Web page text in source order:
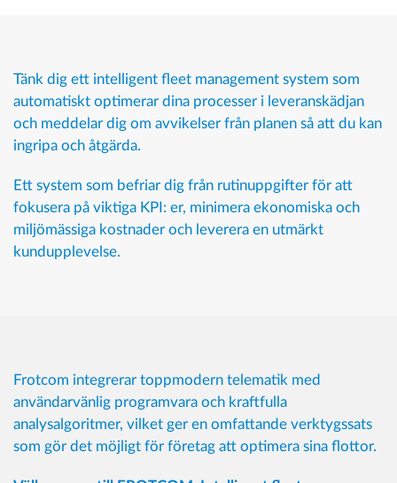
Tänk dig ett intelligent fleet management system som
automatiskt optimerar dina processer i leveranskädjan
och meddelar dig om avvikelser från planen så att du kan
ingripa och åtgärda.
Ett system som befriar dig från rutinuppgifter för att
fokusera på viktiga KPI: er, minimera ekonomiska och
miljömässiga kostnader och leverera en utmärkt
kundupplevelse.
Frotcom integrerar toppmodern telematik med
användarvänlig programvara och kraftfulla
analysalgoritmer, vilket ger en omfattande verktygssats
som gör det möjligt för företag att optimera sina flottor.